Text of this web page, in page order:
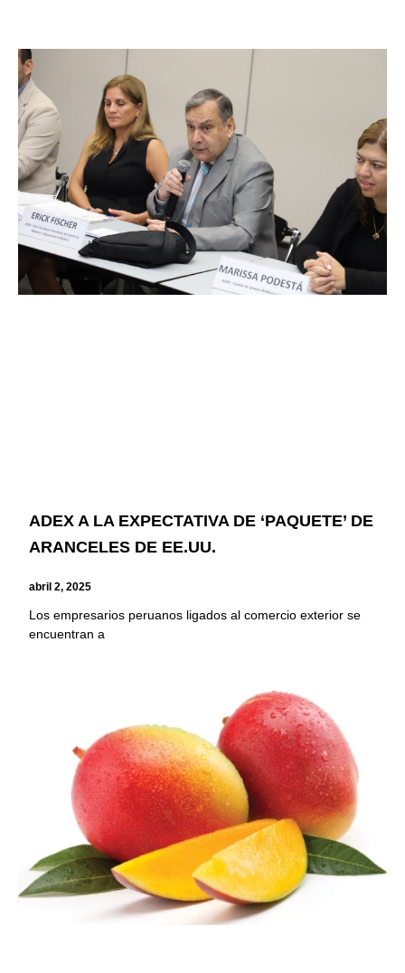
ADEX A LA EXPECTATIVA DE ‘PAQUETE’ DE
ARANCELES DE EE.UU.
abril 2, 2025
Los empresarios peruanos ligados al comercio exterior se
encuentran a